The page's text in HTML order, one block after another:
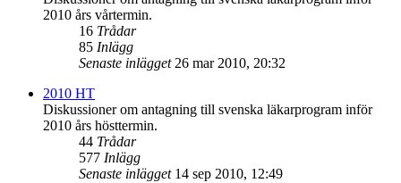
2010 års vårtermin.
16 Trådar
85 Inlägg
Senaste inlägget 26 mar 2010, 20:32
2010 HT
Diskussioner om antagning till svenska läkarprogram inför
2010 års hösttermin.
44 Trådar
577 Inlägg
Senaste inlägget 14 sep 2010, 12:49